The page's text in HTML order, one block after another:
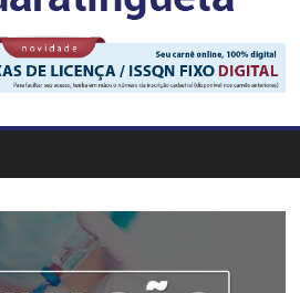
de vacinação contra a Febre